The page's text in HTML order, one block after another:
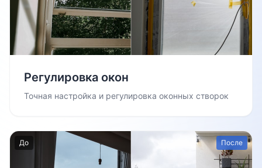
Регулировка окон
Точная настройка и регулировка оконных створок
До После